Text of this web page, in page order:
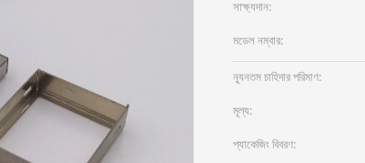
সাক্ষ্যদান:
মডেল নম্বার:
ন্যূনতম চাহিদার পরিমাণ:
মূল্য:
প্যাকেজিং বিবরণ: